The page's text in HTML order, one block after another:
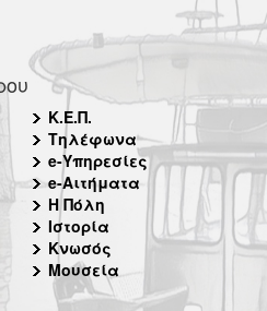
Κ.Ε.Π.
Τηλέφωνα
e-Υπηρεσίες
e-Αιτήματα
Η Πόλη
Ιστορία
Κνωσός
Μουσεία